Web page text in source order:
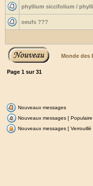
phyllium siccifolium /
oeufs ???
Monde des
Page 1 sur31
Nouveaux messages
Nouveaux messages [ Populaire
Nouveaux messages [ Verrouillé